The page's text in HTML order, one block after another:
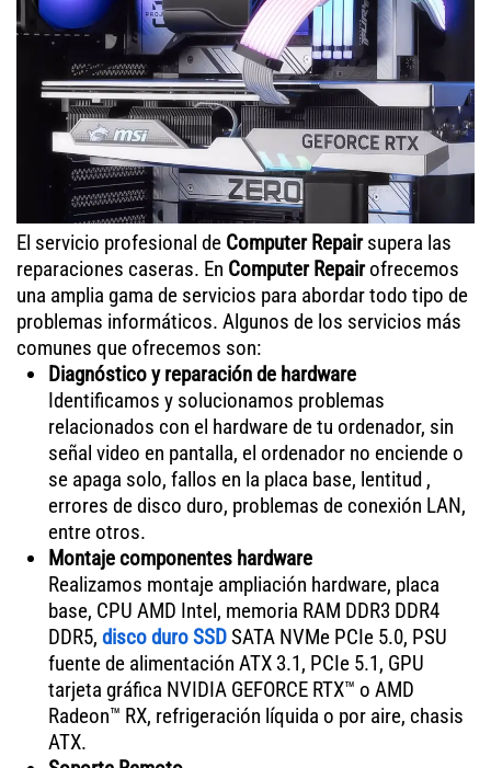
El servicio profesional de Computer Repairsupera las
reparaciones caseras. En Computer Repairofrecemos
una amplia gama de servicios para abordar todo tipo de
problemas informáticos. Algunos de los servicios más
comunes que ofrecemos son:
Diagnóstico y reparación de hardware
Identificamos y solucionamos problemas
relacionados con el hardware de tu ordenador, sin
señal video en pantalla, el ordenador no enciende o
se apaga solo, fallos en la placa base, lentitud ,
errores de disco duro, problemas de conexión LAN,
entre otros.
Montaje componentes hardware
Realizamos montaje ampliación hardware, placa
base, CPU AMD Intel, memoria RAM DDR3 DDR4
DDR5, disco duro SSDSATA NVMe PCIe 5.0, PSU
fuente de alimentación ATX 3.1, PCIe 5.1, GPU
tarjeta gráfica NVIDIA GEFORCE RTX™ o AMD
Radeon™ RX, refrigeración líquida o por aire, chasis
ATX.